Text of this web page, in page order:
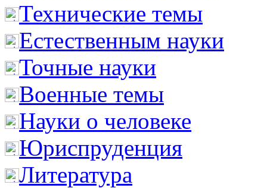
Технические темы
Естественным науки
Точные науки
Военные темы
Науки о человеке
Юриспруденция
Литература